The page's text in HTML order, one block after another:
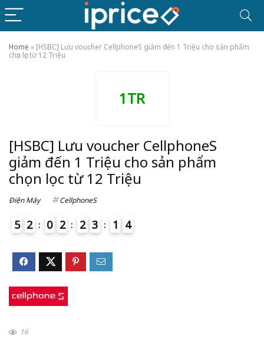
Home » [HSBC] Lưu voucher CellphoneS giảm đến 1 Triệu cho sản phẩm
chọn lọc từ 12 Triệu
1TR
[HSBC] Lưu voucher CellphoneS
giảm đến 1 Triệu cho sản phẩm
chọn lọc từ 12 Triệu
Điện Máy CellphoneS
5 2 0 2 2 3 1 4
16